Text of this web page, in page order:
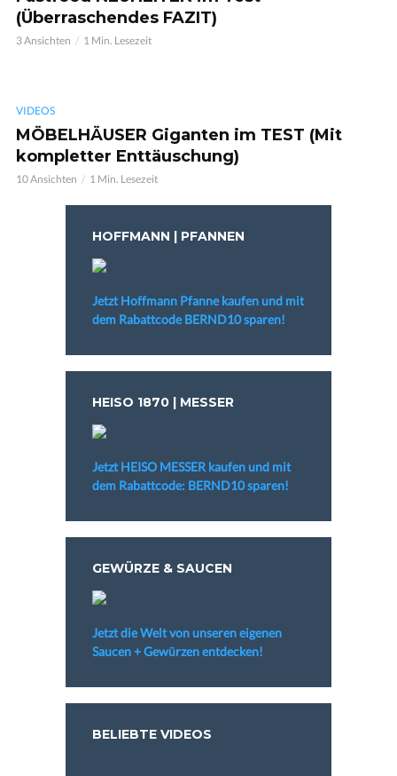
(Überraschendes FAZIT)
3 Ansichten 1 Min. Lesezeit
VIDEOS
MÖBELHÄUSER Giganten im TEST (Mit
kompletter Enttäuschung)
10 Ansichten 1 Min. Lesezeit
HOFFMANN | PFANNEN
Jetzt Hoffmann Pfanne kaufen und mit
dem Rabattcode BERND10 sparen!
HEISO 1870 | MESSER
Jetzt HEISO MESSER kaufen und mit
dem Rabattcode: BERND10 sparen!
GEWÜRZE & SAUCEN
Jetzt die Welt von unseren eigenen
Saucen + Gewürzen entdecken!
BELIEBTE VIDEOS